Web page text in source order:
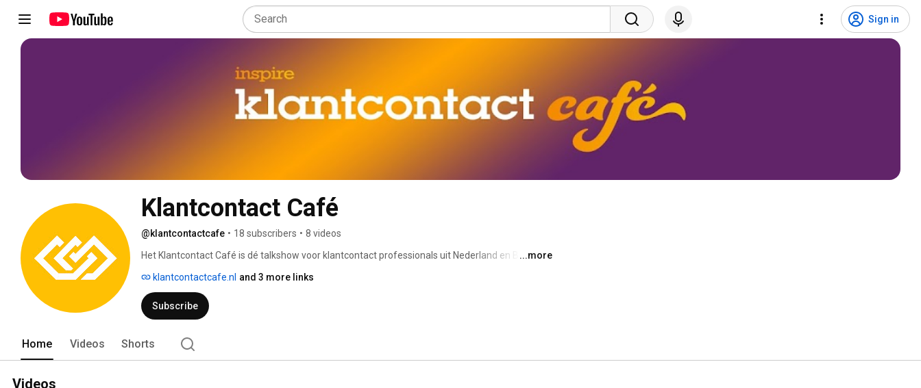
Sign in
Klantcontact Café
@klantcontactcafe • 18 subscribers • 8 videos
Het Klantcontact Café is dé talkshow voor klantcontact professionals uit Nederland en België.
met spraakmakende onderwerpen en actualiteiten. Journalistiek, scherp en inhoudelijk.
...more
klantcontactcafe.nl and 3 more links
Subscribe
Home Videos Shorts
Videos